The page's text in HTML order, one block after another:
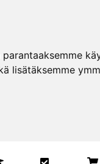
lisätäksemme